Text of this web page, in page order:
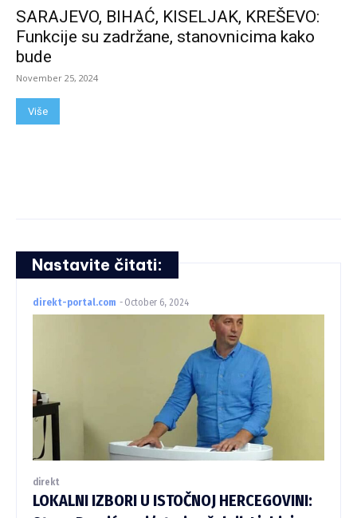
SARAJEVO, BIHAĆ, KISELJAK, KREŠEVO:
Funkcije su zadržane, stanovnicima kako
bude
November 25, 2024
Više
Nastavite čitati:
direkt-portal.com - October 6, 2024
direkt
LOKALNI IZBORI U ISTOČNOJ HERCEGOVINI: